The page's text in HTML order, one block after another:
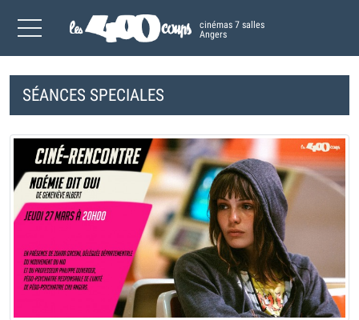
cinémas 7 salles
Angers
SÉANCES SPECIALES